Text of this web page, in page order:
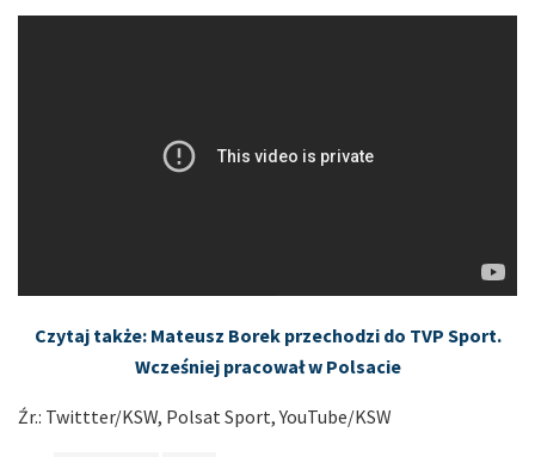
Czytaj także: Mateusz Borek przechodzi do TVP Sport.
Wcześniej pracował w Polsacie
Źr.: Twittter/KSW, Polsat Sport, YouTube/KSW